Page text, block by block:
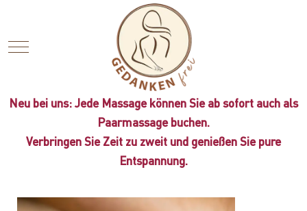
Mobile Menu Toggle
Neu bei uns: Jede Massage können Sie ab sofort auch als
Paarmassage buchen.
Verbringen Sie Zeit zu zweit und genießen Sie pure
Entspannung.